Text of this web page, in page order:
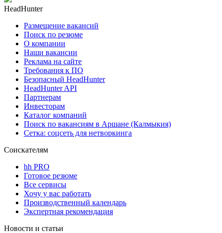
HeadHunter
Размещение вакансий
Поиск по резюме
О компании
Наши вакансии
Реклама на сайте
Требования к ПО
Безопасный HeadHunter
HeadHunter API
Партнерам
Инвесторам
Каталог компаний
Поиск по вакансиям в Аршане (Калмыкия)
Сетка: соцсеть для нетворкинга
Соискателям
hh PRO
Готовое резюме
Все сервисы
Хочу у вас работать
Производственный календарь
Экспертная рекомендация
Новости и статьи